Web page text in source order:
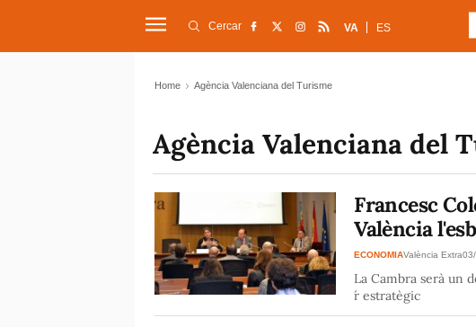
Cercar VA ES
Home Agència Valenciana del Turisme
Agència Valenciana del
Francesc
València
ECONOMIAValència Extra
La Cambra serà un
´r estratègic